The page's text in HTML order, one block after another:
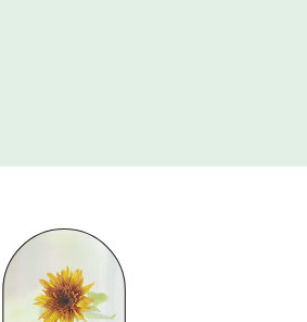
ようなゆるり旅
し
り